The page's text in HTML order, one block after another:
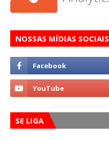
NOSSAS MÍDIAS SOCIAIS
SE LIGA